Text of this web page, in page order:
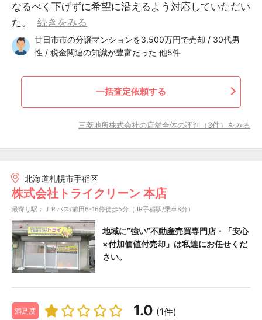
なるべく下げずに希望に沿えるよう対応していただい
た。
続きをみる
廿日市市の分譲マンションを3,500万円で売却 / 30代男
性 / 税金関連の知識が豊富だった 他5件
一括査定依頼する
三菱地所株式会社の店舗全体の評判（3件）をみる
北海道札幌市手稲区
株式会社トライクリーン 本店
最寄り駅：ＪＲバス/前田6-16停徒歩5分（JR手稲駅/乗車8分）
地域に”強い”不動産売買専門店・「安心
×付加価値付売却」は私達にお任せくだ
さい。
満足度 1.0 (1件)